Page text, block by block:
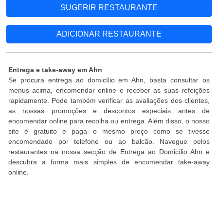
SUGERIR RESTAURANTE
ADICIONAR RESTAURANTE
Entrega e take-away em Ahn
Se procura entrega ao domicílio em Ahn, basta consultar os
menus acima, encomendar online e receber as suas refeições
rapidamente. Pode também verificar as avaliações dos clientes,
as nossas promoções e descontos especiais antes de
encomendar online para recolha ou entrega. Além disso, o nosso
site é gratuito e paga o mesmo preço como se tivesse
encomendado por telefone ou ao balcão. Navegue pelos
restaurantes na nossa secção de Entrega ao Domicílio Ahn e
descubra a forma mais simples de encomendar take-away
online.